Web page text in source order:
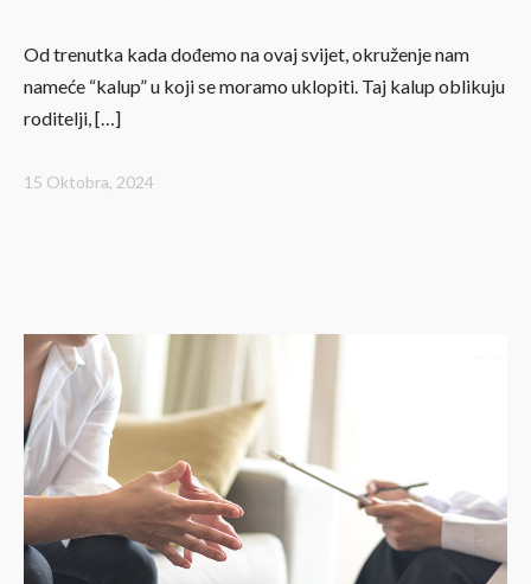
Od trenutka kada dođemo na ovaj svijet, okruženje nam
nameće “kalup” u koji se moramo uklopiti. Taj kalup oblikuju
roditelji, […]
15 Oktobra, 2024